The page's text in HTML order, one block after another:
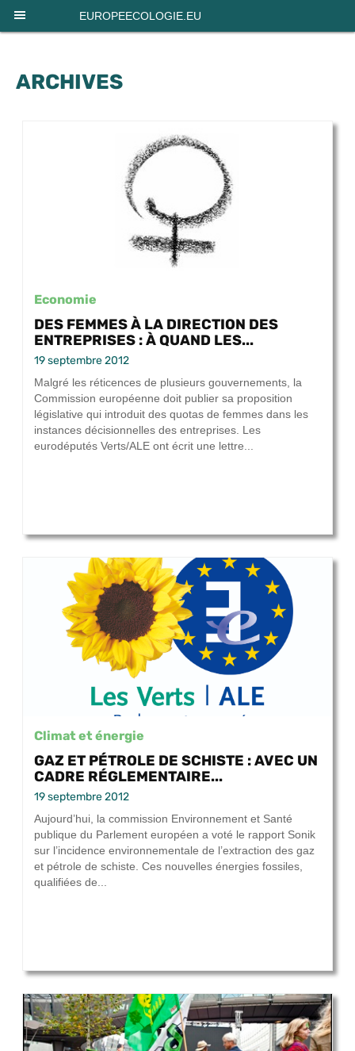
EUROPEECOLOGIE.EU
ARCHIVES
Economie
DES FEMMES À LA DIRECTION DES
ENTREPRISES : À QUAND LES...
19 septembre 2012
Malgré les réticences de plusieurs gouvernements, la
Commission européenne doit publier sa proposition
législative qui introduit des quotas de femmes dans les
instances décisionnelles des entreprises. Les
eurodéputés Verts/ALE ont écrit une lettre...
Climat et énergie
GAZ ET PÉTROLE DE SCHISTE : AVEC UN
CADRE RÉGLEMENTAIRE...
19 septembre 2012
Aujourd’hui, la commission Environnement et Santé
publique du Parlement européen a voté le rapport Sonik
sur l’incidence environnementale de l’extraction des gaz
et pétrole de schiste. Ces nouvelles énergies fossiles,
qualifiées de...